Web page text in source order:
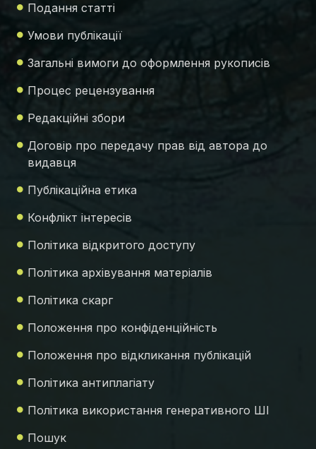
Подання статті
Умови публікації
Загальні вимоги до оформлення рукописів
Процес рецензування
Редакційні збори
Договір про передачу прав від автора до
видавця
Публікаційна етика
Конфлікт інтересів
Політика відкритого доступу
Політика архівування матеріалів
Політика скарг
Положення про конфіденційність
Положення про відкликання публікацій
Політика антиплагіату
Політика використання генеративного ШІ
Пошук